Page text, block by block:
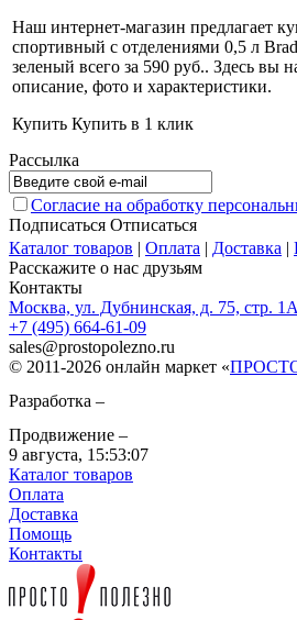
Наш интернет-магазин предлагает
спортивный с отделениями 0,5 л
зеленый всего за 590 руб.. Здесь вы
описание, фото и характеристики.
Купить Купить в 1 клик
Рассылка
Согласие на обработку
Подписаться Отписаться
Каталог товаров | Оплата | Доставка |
Расскажите о нас друзьям
Контакты
Москва, ул. Дубнинская, д. 75, стр. 1А
+7 (495) 664-61-09
sales@prostopolezno.ru
© 2011-2026 онлайн маркет «
Разработка –
Продвижение –
9 августа, 15:53:07
Каталог товаров
Оплата
Доставка
Помощь
Контакты